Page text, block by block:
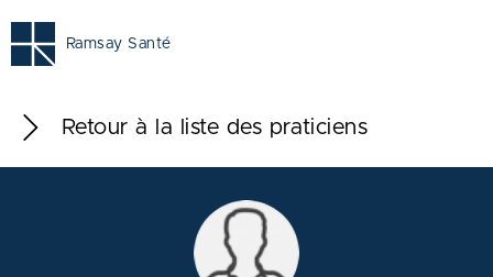
Ramsay Santé
Retour à la liste des praticiens